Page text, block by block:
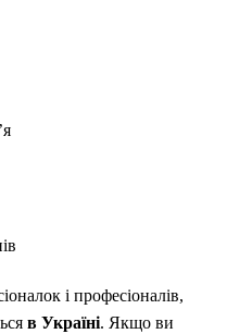
і професіоналів,
в Україні. Якщо ви